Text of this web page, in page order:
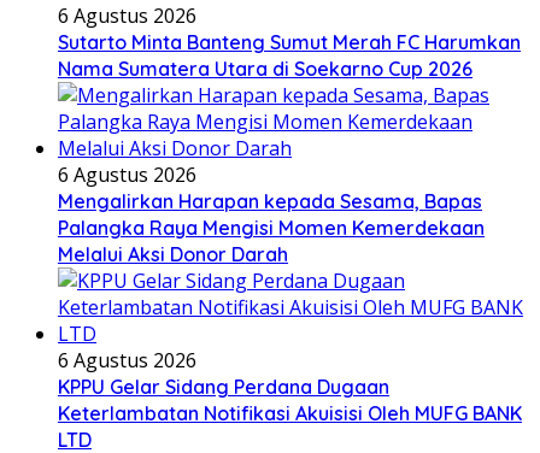
6 Agustus 2026
Sutarto Minta Banteng Sumut Merah FC Harumkan
Nama Sumatera Utara di Soekarno Cup 2026
6 Agustus 2026
Mengalirkan Harapan kepada Sesama, Bapas
Palangka Raya Mengisi Momen Kemerdekaan
Melalui Aksi Donor Darah
6 Agustus 2026
KPPU Gelar Sidang Perdana Dugaan
Keterlambatan Notifikasi Akuisisi Oleh MUFG BANK
LTD